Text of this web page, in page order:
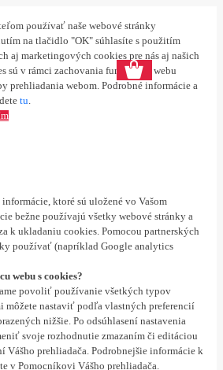
používať naše webové stránky
na tlačidlo "OK" súhlasíte s použitím
aj marketingových cookies pre nás aj našich
sú v rámci zachovania funkčnosti webu
prehliadania webom. Podrobné informácie a
tu.
ktoré sú uložené vo Vašom
bežne používajú všetky webové stránky a
k ukladaniu cookies. Pomocou partnerských
používať (napríklad Google analytics
webu s cookies?
povoliť používanie všetkých typov
môžete nastaviť podľa vlastných preferencií
nižšie. Po odsúhlasení nastavenia
svoje rozhodnutie zmazaním či editáciou
Vášho prehliadača. Podrobnejšie informácie k
v Pomocníkovi Vášho prehliadača.
registrácia